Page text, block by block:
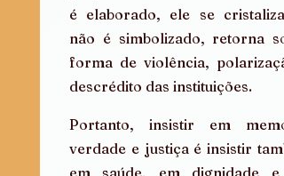
é elaborado, ele se
não é simbolizado, retorna
forma de violência,
descrédito das instituições.
Portanto, insistir em
verdade e justiça é insistir
em saúde, em dignidade e